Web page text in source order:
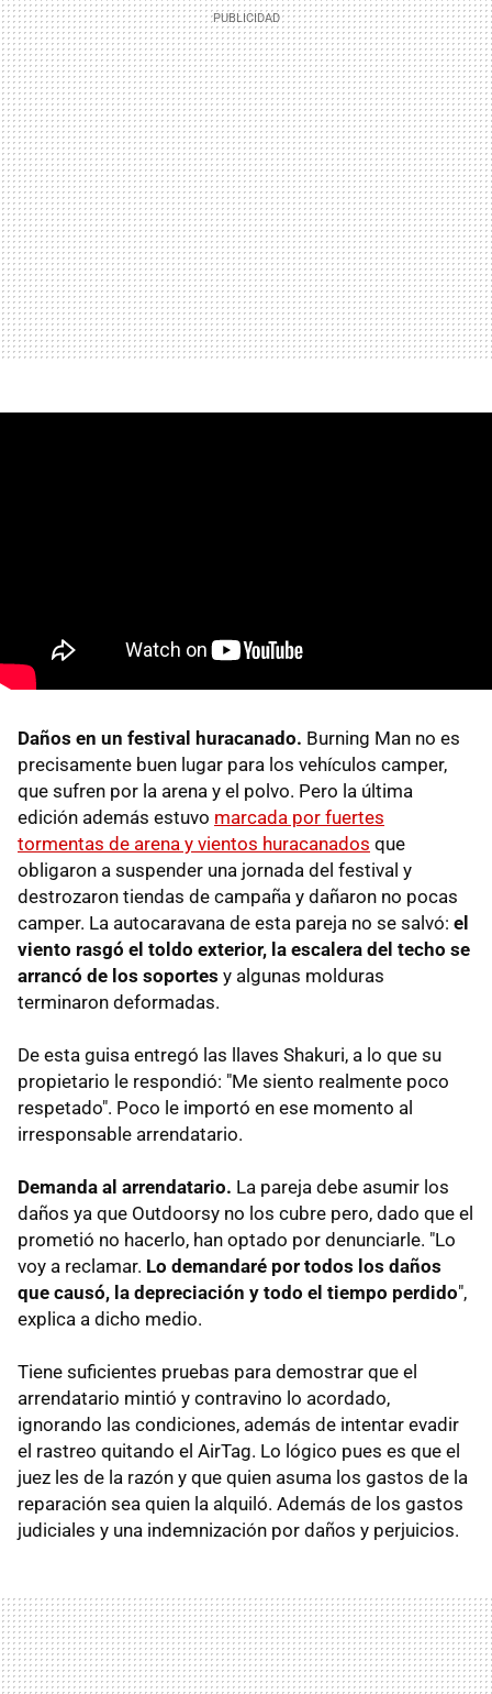
Daños en un festival huracanado. Burning Man no es
precisamente buen lugar para los vehículos camper,
que sufren por la arena y el polvo. Pero la última
edición además estuvo marcada por fuertes
tormentas de arena y vientos huracanados que
obligaron a suspender una jornada del festival y
destrozaron tiendas de campaña y dañaron no pocas
camper. La autocaravana de esta pareja no se salvó: el
viento rasgó el toldo exterior, la escalera del techo se
arrancó de los soportes y algunas molduras
terminaron deformadas.
De esta guisa entregó las llaves Shakuri, a lo que su
propietario le respondió: "Me siento realmente poco
respetado". Poco le importó en ese momento al
irresponsable arrendatario.
Demanda al arrendatario. La pareja debe asumir los
daños ya que Outdoorsy no los cubre pero, dado que el
prometió no hacerlo, han optado por denunciarle. "Lo
voy a reclamar. Lo demandaré por todos los daños
que causó, la depreciación y todo el tiempo perdido",
explica a dicho medio.
Tiene suficientes pruebas para demostrar que el
arrendatario mintió y contravino lo acordado,
ignorando las condiciones, además de intentar evadir
el rastreo quitando el AirTag. Lo lógico pues es que el
juez les de la razón y que quien asuma los gastos de la
reparación sea quien la alquiló. Además de los gastos
judiciales y una indemnización por daños y perjuicios.